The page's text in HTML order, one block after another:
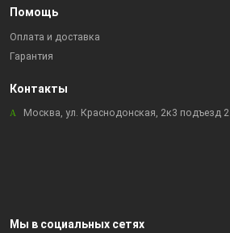
Помощь
Оплата и доставка
Гарантия
Контакты
Москва, ул. Краснодонская, 2к3 подъезд 2
Мы в социальных сетях